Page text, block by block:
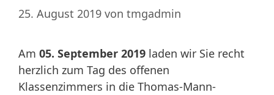
25. August 2019 von tmgadmin
Am 05. September 2019 laden wir Sie recht
herzlich zum Tag des offenen
Klassenzimmers in die Thomas-Mann-